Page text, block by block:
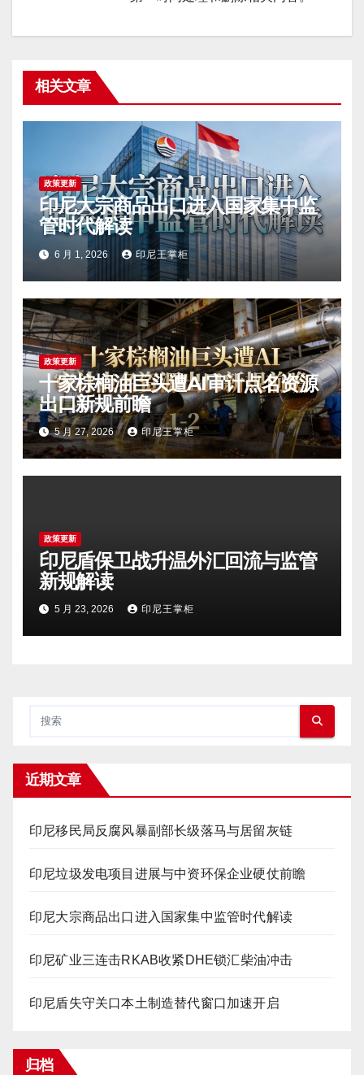
相关文章
政策更新
印尼大宗商品出口进入国家集中监
管时代解读
6 月 1, 2026 印尼王掌柜
政策更新
十家棕榈油巨头遭AI审计点名资源
出口新规前瞻
5 月 27, 2026 印尼王掌柜
政策更新
印尼盾保卫战升温外汇回流与监管
新规解读
5 月 23, 2026 印尼王掌柜
近期文章
印尼移民局反腐风暴副部长级落马与居留灰链
印尼垃圾发电项目进展与中资环保企业硬仗前瞻
印尼大宗商品出口进入国家集中监管时代解读
印尼矿业三连击RKAB收紧DHE锁汇柴油冲击
印尼盾失守关口本土制造替代窗口加速开启
归档